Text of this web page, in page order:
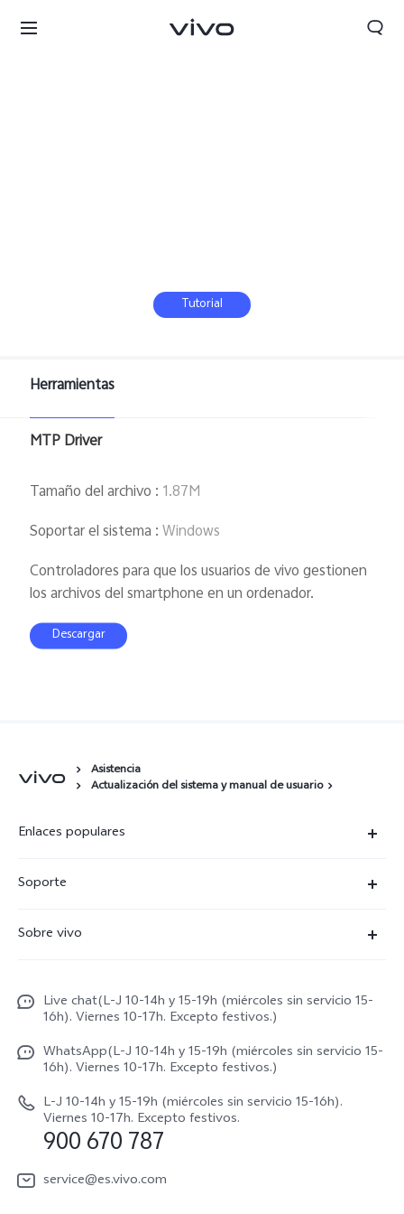
Tutorial
Herramientas
MTP Driver
Tamaño del archivo : 1.87M
Soportar el sistema :Windows
Controladores para que los usuarios de vivo gestionen
los archivos del smartphone en un ordenador.
Descargar
Asistencia
Actualización del sistema y manual de usuario
Enlaces populares
X300
V70 5G
V70 FE
V70 Lite 5G
Y31 5G
Soporte
Autenticación de IMEI
Gestión de reparaciones
Manual de usuario
Actualización de sistema
Actualizar registro
Instrucciones de Garantía
Sobre vivo
Netiqueta vivo
Avisos legales
Acerca de nosotros
Sostenibilidad
Centro de privacidad de vivo
Live chat(L-J 10-14h y 15-19h (miércoles sin servicio 15-
16h). Viernes 10-17h. Excepto festivos.)
WhatsApp(L-J 10-14h y 15-19h (miércoles sin servicio 15-
16h). Viernes 10-17h. Excepto festivos.)
L-J 10-14h y 15-19h (miércoles sin servicio 15-16h).
Viernes 10-17h. Excepto festivos.
900 670 787
service@es.vivo.com